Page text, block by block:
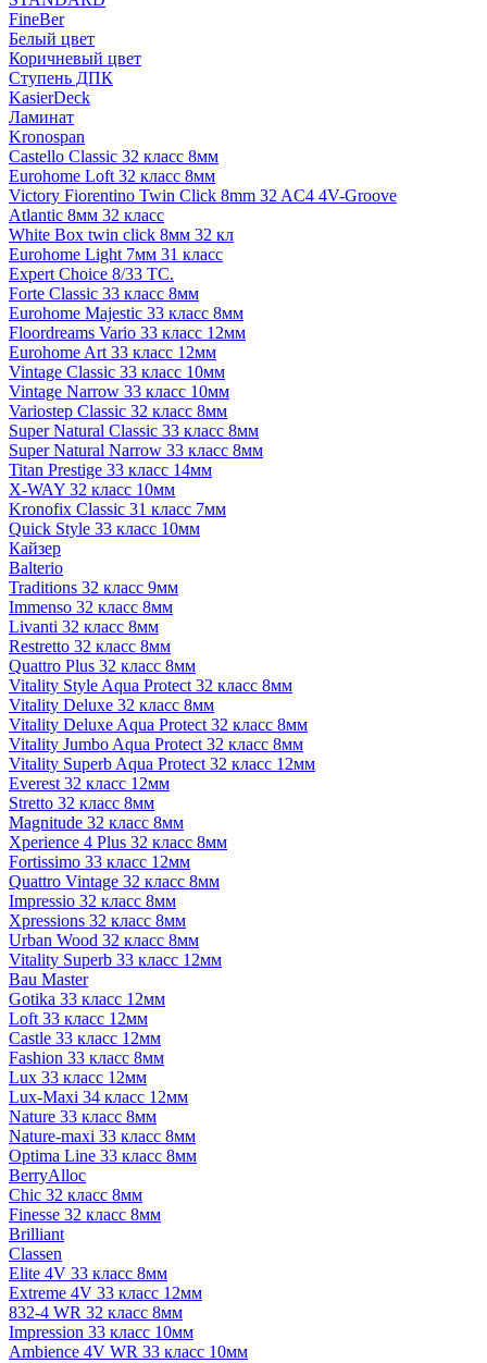
FineBer
Белый цвет
Коричневый цвет
Ступень ДПК
KasierDeck
Ламинат
Kronospan
Castello Classic 32 класс 8мм
Eurohome Loft 32 класс 8мм
Victory Fiorentino Twin Click 8mm 32 AC4 4V-Groove
Atlantic 8мм 32 класс
White Box twin click 8мм 32 кл
Eurohome Light 7мм 31 класс
Expert Choice 8/33 TC.
Forte Classic 33 класс 8мм
Eurohome Majestic 33 класс 8мм
Floordreams Vario 33 класс 12мм
Eurohome Art 33 класс 12мм
Vintage Classic 33 класс 10мм
Vintage Narrow 33 класс 10мм
Variostep Classic 32 класс 8мм
Super Natural Classic 33 класс 8мм
Super Natural Narrow 33 класс 8мм
Titan Prestige 33 класс 14мм
X-WAY 32 класс 10мм
Kronofix Classic 31 класс 7мм
Quick Style 33 класс 10мм
Кайзер
Balterio
Traditions 32 класс 9мм
Immenso 32 класс 8мм
Livanti 32 класс 8мм
Restretto 32 класс 8мм
Quattro Plus 32 класс 8мм
Vitality Style Aqua Protect 32 класс 8мм
Vitality Deluxe 32 класс 8мм
Vitality Deluxe Aqua Protect 32 класс 8мм
Vitality Jumbo Aqua Protect 32 класс 8мм
Vitality Superb Aqua Protect 32 класс 12мм
Everest 32 класс 12мм
Stretto 32 класс 8мм
Magnitude 32 класс 8мм
Xperience 4 Plus 32 класс 8мм
Fortissimo 33 класс 12мм
Quattro Vintage 32 класс 8мм
Impressio 32 класс 8мм
Xpressions 32 класс 8мм
Urban Wood 32 класс 8мм
Vitality Superb 33 класс 12мм
Bau Master
Gotika 33 класс 12мм
Loft 33 класс 12мм
Castle 33 класс 12мм
Fashion 33 класс 8мм
Lux 33 класс 12мм
Lux-Maxi 34 класс 12мм
Nature 33 класс 8мм
Nature-maxi 33 класс 8мм
Optima Line 33 класс 8мм
BerryAlloc
Chic 32 класс 8мм
Finesse 32 класс 8мм
Brilliant
Classen
Elite 4V 33 класс 8мм
Extreme 4V 33 класс 12мм
832-4 WR 32 класс 8мм
Impression 33 класс 10мм
Ambience 4V WR 33 класс 10мм